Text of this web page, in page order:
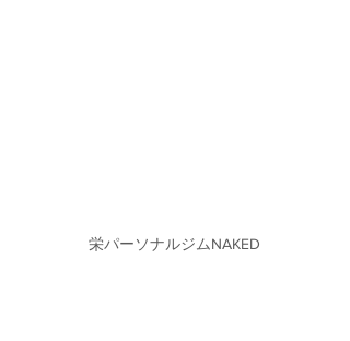
栄パーソナルジムNAKED